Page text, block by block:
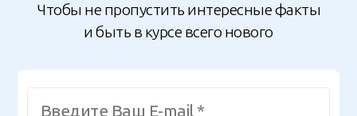
Чтобы не пропустить интересные факты
и быть в курсе всего нового